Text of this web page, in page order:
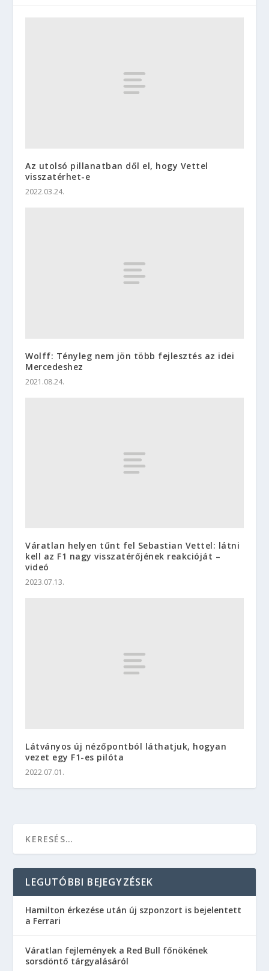
Az utolsó pillanatban dől el, hogy Vettel
visszatérhet-e
2022.03.24.
Wolff: Tényleg nem jön több fejlesztés az idei
Mercedeshez
2021.08.24.
Váratlan helyen tűnt fel Sebastian Vettel: látni
kell az F1 nagy visszatérőjének reakcióját –
videó
2023.07.13.
Látványos új nézőpontból láthatjuk, hogyan
vezet egy F1-es pilóta
2022.07.01.
LEGUTÓBBI BEJEGYZÉSEK
Hamilton érkezése után új szponzort is bejelentett
a Ferrari
Váratlan fejlemények a Red Bull főnökének
sorsdöntő tárgyalásáról